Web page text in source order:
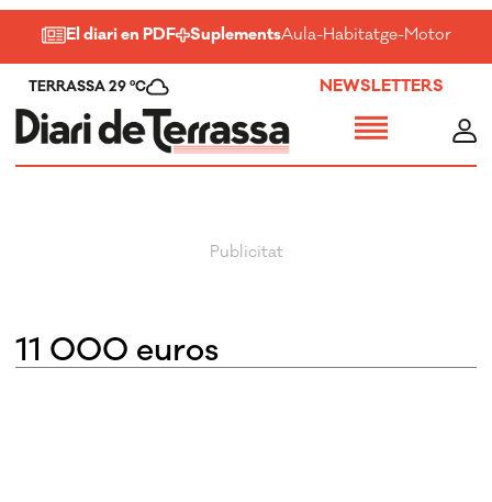
El diari en PDF SuplementsAula-Habitatge-Motor-
TERRASSA 29 ºC NEWSLETTERS
11 000 euros